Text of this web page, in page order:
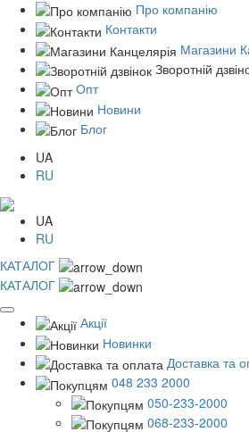
Про компанію
Контакти
Магазини
Зворотній
Опт
Новини
Блог
UA
RU
UA
RU
КАТАЛОГ
КАТАЛОГ
Акції
Новинки
Доставка та
048 233 2000
050-233-2000
068-233-2000